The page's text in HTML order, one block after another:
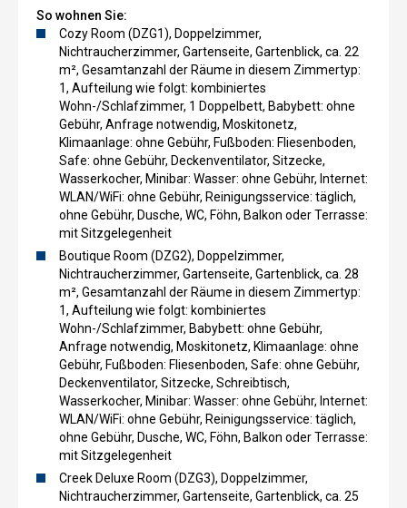
So wohnen Sie:
Cozy Room (DZG1), Doppelzimmer,
Nichtraucherzimmer, Gartenseite, Gartenblick, ca. 22
m², Gesamtanzahl der Räume in diesem Zimmertyp:
1, Aufteilung wie folgt: kombiniertes
Wohn-/Schlafzimmer, 1 Doppelbett, Babybett: ohne
Gebühr, Anfrage notwendig, Moskitonetz,
Klimaanlage: ohne Gebühr, Fußboden: Fliesenboden,
Safe: ohne Gebühr, Deckenventilator, Sitzecke,
Wasserkocher, Minibar: Wasser: ohne Gebühr, Internet:
WLAN/WiFi: ohne Gebühr, Reinigungsservice: täglich,
ohne Gebühr, Dusche, WC, Föhn, Balkon oder Terrasse:
mit Sitzgelegenheit
Boutique Room (DZG2), Doppelzimmer,
Nichtraucherzimmer, Gartenseite, Gartenblick, ca. 28
m², Gesamtanzahl der Räume in diesem Zimmertyp:
1, Aufteilung wie folgt: kombiniertes
Wohn-/Schlafzimmer, Babybett: ohne Gebühr,
Anfrage notwendig, Moskitonetz, Klimaanlage: ohne
Gebühr, Fußboden: Fliesenboden, Safe: ohne Gebühr,
Deckenventilator, Sitzecke, Schreibtisch,
Wasserkocher, Minibar: Wasser: ohne Gebühr, Internet:
WLAN/WiFi: ohne Gebühr, Reinigungsservice: täglich,
ohne Gebühr, Dusche, WC, Föhn, Balkon oder Terrasse:
mit Sitzgelegenheit
Creek Deluxe Room (DZG3), Doppelzimmer,
Nichtraucherzimmer, Gartenseite, Gartenblick, ca. 25